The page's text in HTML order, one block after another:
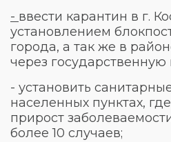
- ввести карантин в г.
установлением
города, а так же в
через государственную
- установить
населенных пунктах,
прирост
более 10 случаев;